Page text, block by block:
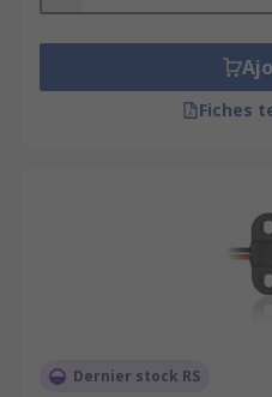
Fiches
Dernier stock RS